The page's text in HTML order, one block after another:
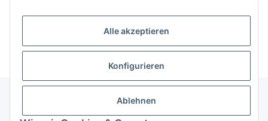
Alle akzeptieren
Konfigurieren
Ablehnen